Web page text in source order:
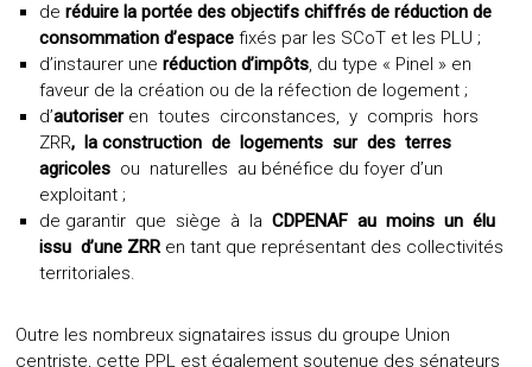
deréduire la portée des objectifs chiffrés de réduction de
consommation d’espace fixés par les SCoT et les PLU ;
d’instaurer uneréduction d’impôts, du type « Pinel » en
faveur de la création ou de la réfection de logement ;
d’autoriseren toutes circonstances, y compris hors
ZRR, la construction de logements sur des terres
agricoles ou naturelles au bénéfice du foyer d’un
exploitant ;
de garantir que siège à laCDPENAF au moins un élu
issu d’une ZRRen tant que représentant des collectivités
territoriales.
Outre les nombreux signataires issus du groupe Union
centriste, cette PPL est également soutenue des sénateurs